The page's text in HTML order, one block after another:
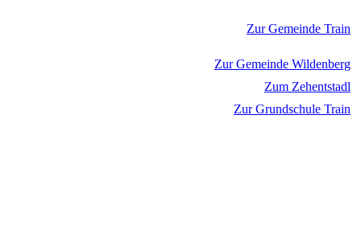
Zur Gemeinde Train
Zur Gemeinde Wildenberg
Zum Zehentstadl
Zur Grundschule Train